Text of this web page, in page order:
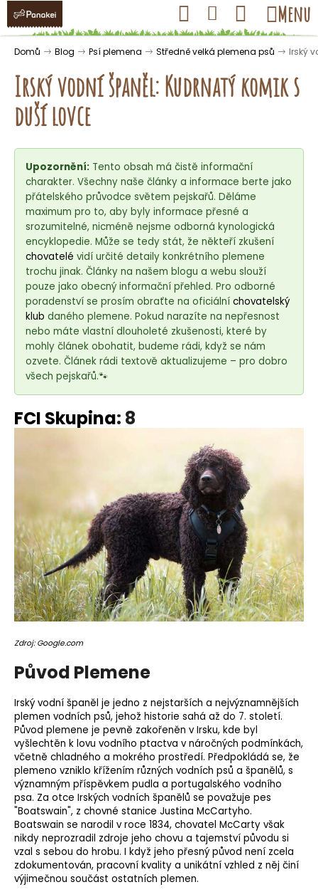
Přejít
obsah
Hledat Přihlášení
Nákupní
košík
Menu
Domů Blog Psí plemena Středně velká plemena psů Irský
Irský vodní španěl: Kudrnatý komik s
duší lovce
Upozornění: Tento obsah má čistě informační
charakter. Všechny naše články a informace berte jako
přátelského průvodce světem pejskařů. Děláme
maximum pro to, aby byly informace přesné a
srozumitelné, nicméně nejsme odborná kynologická
encyklopedie. Může se tedy stát, že někteří zkušení
chovatelé vidí určité detaily konkrétního plemene
trochu jinak. Články na našem blogu a webu slouží
pouze jako obecný informační přehled. Pro odborné
poradenství se prosím obraťte na oficiální chovatelský
klub daného plemene. Pokud narazíte na nepřesnost
nebo máte vlastní dlouholeté zkušenosti, které by
mohly článek obohatit, budeme rádi, když se nám
ozvete. Článek rádi textově aktualizujeme – pro dobro
všech pejskařů.🐾
FCI Skupina: 8
Zdroj: Google.com
Původ Plemene
Irský vodní španěl je jedno z nejstarších a nejvýznamnějších
plemen vodních psů, jehož historie sahá až do 7. století.
Původ plemene je pevně zakořeněn v Irsku, kde byl
vyšlechtěn k lovu vodního ptactva v náročných podmínkách,
včetně chladného a mokrého prostředí. Předpokládá se, že
plemeno vzniklo křížením různých vodních psů a španělů, s
významným příspěvkem pudla a portugalského vodního
psa. Za otce Irských vodních španělů se považuje pes
"Boatswain", z chovné stanice Justina McCartyho.
Boatswain se narodil v roce 1834, chovatel McCarty však
nikdy neprozradil zdroje jeho chovu a tajemství původu si
vzal s sebou do hrobu. I když jeho přesný původ není zcela
zdokumentován, pracovní kvality a unikátní vzhled z něj činí
výjimečnou součást ostatních plemen.
K
o Zpět
Zpět
o
a
j
í
HLEDAT
D
o
p
o
r
u
č
u
j
e
m
e